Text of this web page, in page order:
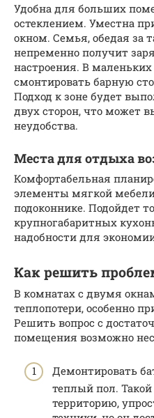
Удобна для больших
остеклением. Уместна
окном. Семья, обедая за
непременно получит
настроения. В
смонтировать барную
Подход к зоне будет
двух сторон, что может
неудобства.
Места для отдыха
Комфортабельная
элементы мягкой
подоконнике. Подойдет
крупногабаритных
надобности для
Как решить
В комнатах с двумя
теплопотери, особенно
Решить вопрос с
помещения возможно
Демонтировать
теплый пол. Такой
территорию,